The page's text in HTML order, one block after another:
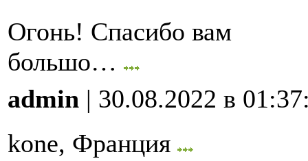
Огонь! Спасибо вам
большо…
admin | 30.08.2022 в 01:37
kone, Франция